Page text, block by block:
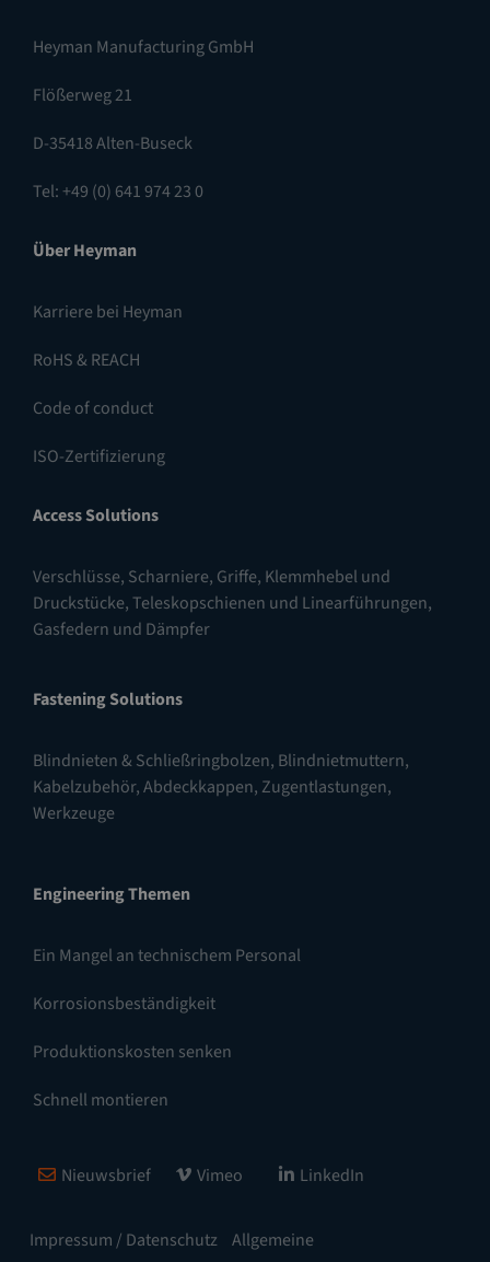
Heyman Manufacturing GmbH
Flößerweg 21
D-35418 Alten-Buseck
Tel: +49 (0) 641 974 23 0
Über Heyman
Karriere bei Heyman
RoHS & REACH
Code of conduct
ISO-Zertifizierung
Access Solutions
Verschlüsse, Scharniere, Griffe, Klemmhebel und
Druckstücke,Teleskopschienen und Linearführungen,
Gasfedern und Dämpfer
Fastening Solutions
Blindnieten & Schließringbolzen, Blindnietmuttern,
Kabelzubehör, Abdeckkappen, Zugentlastungen,
Werkzeuge
Engineering Themen
Ein Mangel an technischem Personal
Korrosionsbeständigkeit
Produktionskosten senken
Schnell montieren
Impressum / Datenschutz Allgemeine
Nieuwsbrief Vimeo LinkedIn